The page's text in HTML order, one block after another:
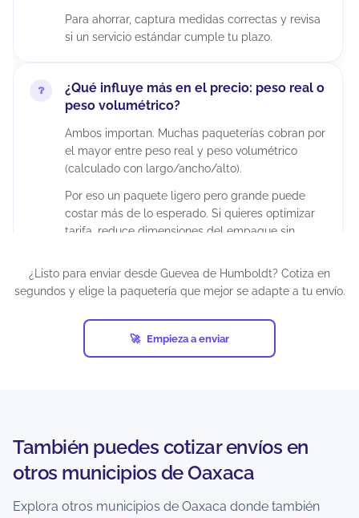
Para ahorrar, captura medidas correctas y revisa
si un servicio estándar cumple tu plazo.
¿Qué influye más en el precio: peso real o
peso volumétrico?
Ambos importan. Muchas paqueterías cobran por
el mayor entre peso real y peso volumétrico
(calculado con largo/ancho/alto).
Por eso un paquete ligero pero grande puede
costar más de lo esperado. Si quieres optimizar
tarifa, reduce dimensiones del empaque sin
¿Puedo enviar paquetes grandes desde
Guevea de Humboldt?
Sí, siempre que estén dentro de los límites del
¿Puedo enviar a zonas rurales o
localidades alejadas desde Guevea de
¿Listo para enviar desde Guevea de Humboldt? Cotiza en
segundos y elige la paquetería que mejor se adapte a tu envío.
Empieza a enviar
También puedes cotizar envíos en
otros municipios de Oaxaca
Explora otros municipios de Oaxaca donde también